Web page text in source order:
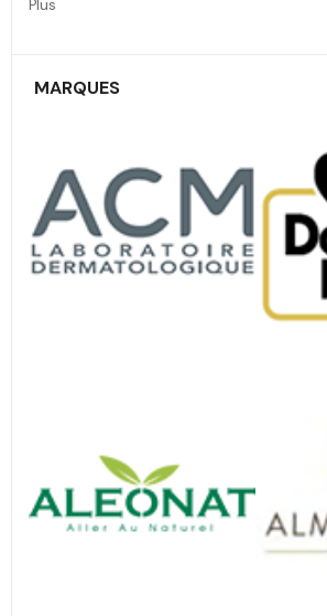
Plus
MARQUES